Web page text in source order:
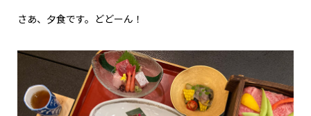
さあ、夕食です。どどーん！